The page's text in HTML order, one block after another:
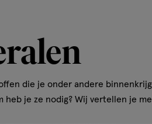
die je onder andere
heb je ze nodig? Wij vertellen je